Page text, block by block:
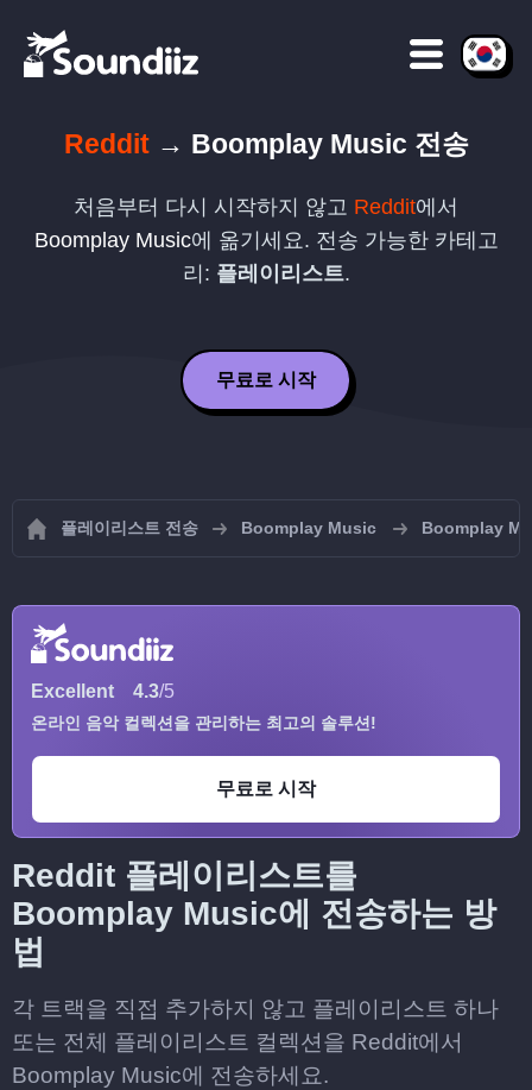
Reddit→ Boomplay Music 전송
처음부터 다시 시작하지 않고 Reddit에서
Boomplay Music에 옮기세요. 전송 가능한 카테고
리: 플레이리스트.
무료로 시작
플레이리스트 전송 Boomplay Music Boomplay
Excellent 4.3/5
온라인 음악 컬렉션을 관리하는 최고의 솔루션!
무료로 시작
Reddit 플레이리스트를
Boomplay Music에 전송하는 방
법
각 트랙을 직접 추가하지 않고 플레이리스트 하나
또는 전체 플레이리스트 컬렉션을 Reddit에서
Boomplay Music에 전송하세요.